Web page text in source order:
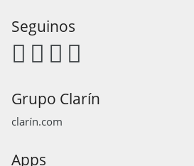
Seguinos
Grupo Clarín
clarín.com
Apps